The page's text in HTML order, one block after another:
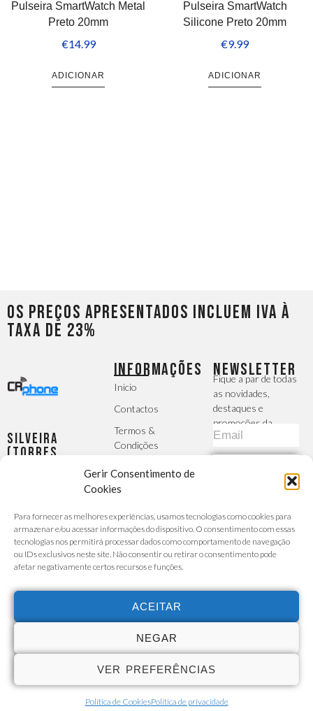
Gerir Consentimento de
Cookies
Para fornecer as melhores experiências, usamos tecnologias como cookies para
armazenar e/ou acessar informações do dispositivo. O consentimento com essas
tecnologias nos permitirá processar dados como comportamento de navegação
ou IDs exclusivos neste site. Não consentir ou retirar o consentimento pode
afetar negativamente certos recursos e funções.
ACEITAR
NEGAR
VER PREFERÊNCIAS
Política de CookiesPolítica de privacidade
Pulseira SmartWatch Metal
Preto 20mm
€14.99
ADICIONAR
Pulseira SmartWatch
Silicone Preto 20mm
€9.99
ADICIONAR
Os preços apresentados incluem IVA à
taxa de 23%
Silveira
(Torres
Silveira
Seg - Sex :
9h30 -
13h/14h30
9h30 -
915 527
INFORMAÇÕES
Inicio
Contactos
Termos &
Condições
Privacidade
Finalizar
Encomenda
Carrinho de
Custo da
chamada para a
rede móvel ou
fixa de acordo
com o seu
tarifário
NEWSLETTER
Fique a par de todas
as novidades,
destaques e
promoções da
CRphone
MÉTODOS DE
PAGAMENTO